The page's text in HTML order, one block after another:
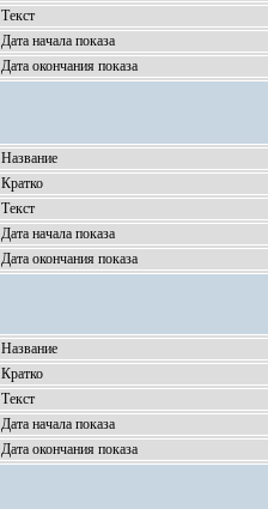
Текст
Дата начала показа
Дата окончания показа
Название
Кратко
Текст
Дата начала показа
Дата окончания показа
Название
Кратко
Текст
Дата начала показа
Дата окончания показа